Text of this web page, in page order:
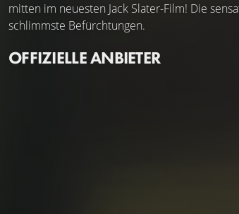
mitten im neuesten Jack Slater-Film! Die
schlimmste Befürchtungen.
OFFIZIELLE ANBIETER